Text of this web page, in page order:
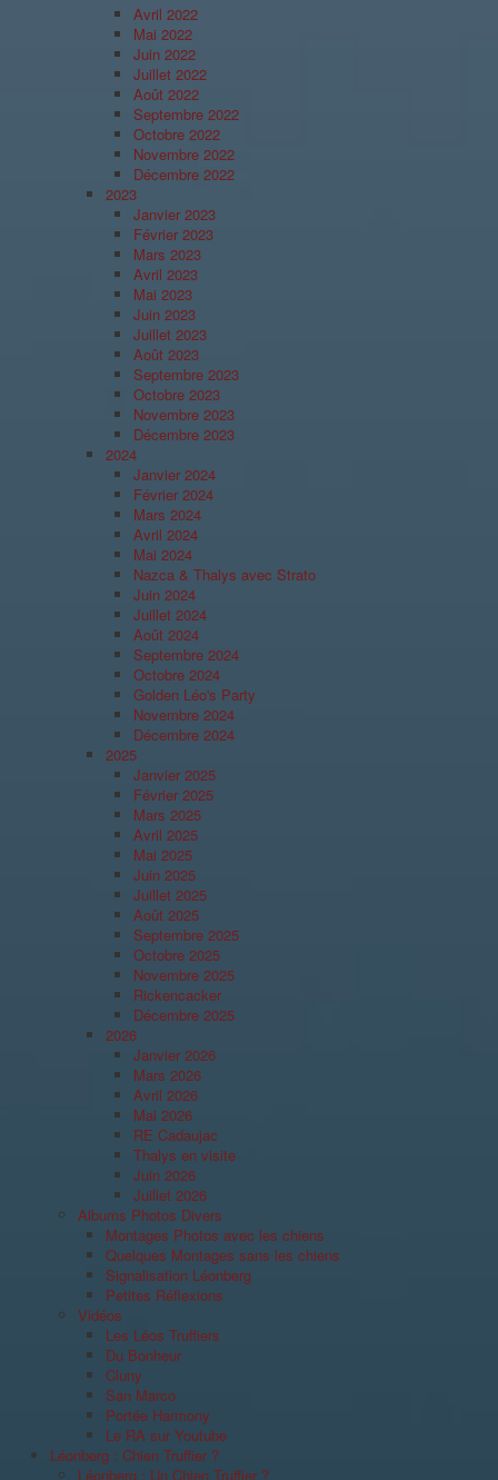
Avril 2022
Mai 2022
Juin 2022
Juillet 2022
Août 2022
Septembre 2022
Octobre 2022
Novembre 2022
Décembre 2022
2023
Janvier 2023
Février 2023
Mars 2023
Avril 2023
Mai 2023
Juin 2023
Juillet 2023
Août 2023
Septembre 2023
Octobre 2023
Novembre 2023
Décembre 2023
2024
Janvier 2024
Février 2024
Mars 2024
Avril 2024
Mai 2024
Nazca & Thalys avec Strato
Juin 2024
Juillet 2024
Août 2024
Septembre 2024
Octobre 2024
Golden Léo's Party
Novembre 2024
Décembre 2024
2025
Janvier 2025
Février 2025
Mars 2025
Avril 2025
Mai 2025
Juin 2025
Juillet 2025
Août 2025
Septembre 2025
Octobre 2025
Novembre 2025
Rickencacker
Décembre 2025
2026
Janvier 2026
Mars 2026
Avril 2026
Mai 2026
RE Cadaujac
Thalys en visite
Juin 2026
Juillet 2026
Albums Photos Divers
Montages Photos avec les chiens
Quelques Montages sans les chiens
Signalisation Léonberg
Petites Réflexions
Vidéos
Les Léos Truffiers
Du Bonheur
Cluny
San Marco
Portée Harmony
Le RA sur Youtube
Léonberg : Chien Truffier ?
Léonberg : Un Chien Truffier ?